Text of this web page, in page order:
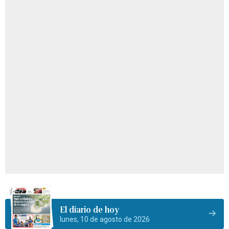
El diario de hoy
lunes, 10 de agosto de 2026